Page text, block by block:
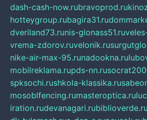
dash-cash-now.rubravoprod.ru
hotteygroup.rubagira31.ru
dveriland73.runis-glonass51.ru
vrema-zdorov.ruvelonik.ru
nike-air-max-95.runadookna.ru
mobilreklama.rupds-nn.ru
spksochi.rushkola-klassika.ru
mosoblfencing.rumasteroptica.ru
iration.rudevanagari.rubiblioverde.ru